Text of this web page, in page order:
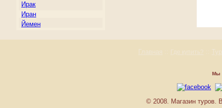
Ирак
Иран
Йемен
Главная Где купить?
Мы
© 2008. Магазин